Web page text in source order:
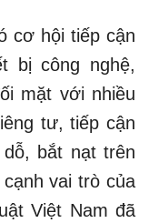
cơ hội tiếp cận
bị công nghệ,
mặt với nhiều
tư, tiếp cận
bắt nạt trên
vai trò của
Việt Nam đã